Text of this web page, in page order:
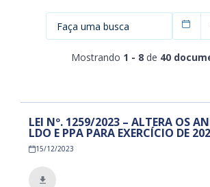
Mostrando 1 - 8 de 40
Filtrar por data
LEI Nº. 1259/2023 – ALTERA OS
LDO E PPA PARA EXERCÍCIO DE
OUTRAS PROVIDENCIAS.
15/12/2023